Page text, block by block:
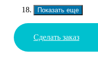
Показать еще
Сделать заказ